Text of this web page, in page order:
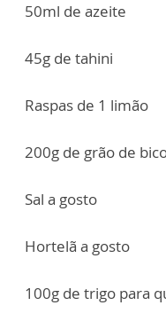
50ml de azeite
45g de tahini
Raspas de 1 limão
200g de grão de
Sal a gosto
Hortelã a gosto
100g de trigo para